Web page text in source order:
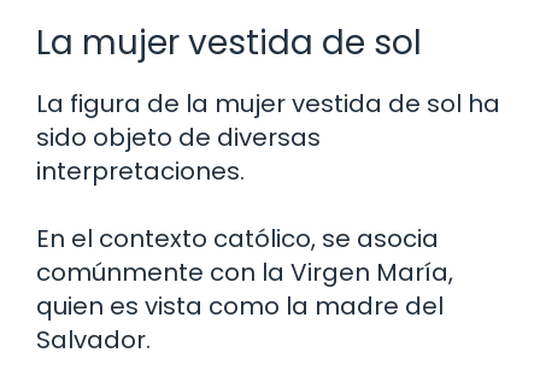
La mujer vestida de sol
La figura de la mujer vestida de sol ha
sido objeto de diversas
interpretaciones.
En el contexto católico, se asocia
comúnmente con la Virgen María,
quien es vista como la madre del
Salvador.